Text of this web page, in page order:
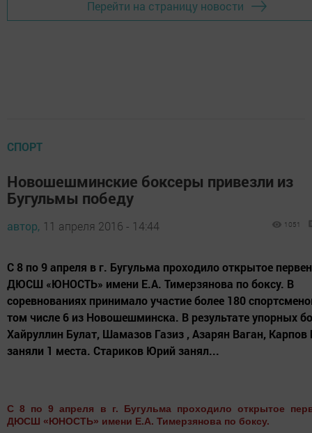
Перейти на страницу новости
СПОРТ
Новошешминские боксеры привезли из
Бугульмы победу
автор, 11 апреля 2016 - 14:44 1051
C 8 по 9 апреля в г. Бугульма проходило открытое
ДЮСШ «ЮНОСТЬ» имени Е.А. Тимерзянова по боксу. В
соревнованиях принимало участие более 180
том числе 6 из Новошешминска. В результате упорных
Хайруллин Булат, Шамазов Газиз , Азарян Ваган, Карпов
заняли 1 места. Стариков Юрий занял...
C 8 по 9 апреля в г. Бугульма проходило открытое
ДЮСШ «ЮНОСТЬ» имени Е.А. Тимерзянова по боксу.